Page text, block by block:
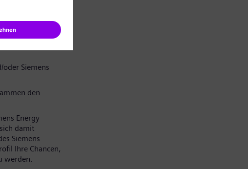
oder Siemens
den
Energy
damit
Siemens
Ihre Chancen,
werden.